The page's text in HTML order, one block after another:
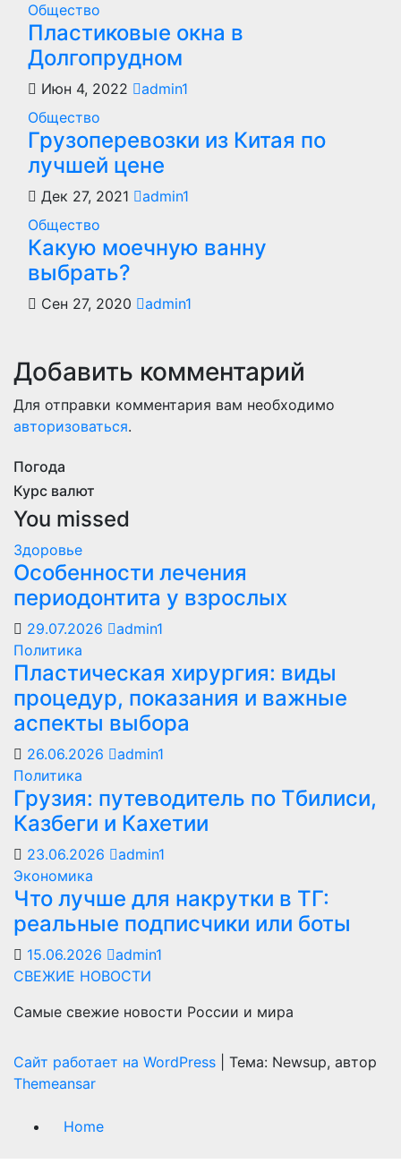
Общество
Пластиковые окна в
Долгопрудном
Июн 4, 2022
admin1
Общество
Грузоперевозки из Китая по
лучшей цене
Дек 27, 2021
admin1
Общество
Какую моечную ванну
выбрать?
Сен 27, 2020 admin1
Добавить комментарий
Для отправки комментария вам необходимо
авторизоваться.
Погода
Курс валют
You missed
Здоровье
Особенности лечения
периодонтита у взрослых
29.07.2026
admin1
Политика
Пластическая хирургия: виды
процедур, показания и важные
аспекты выбора
26.06.2026
admin1
Политика
Грузия: путеводитель по Тбилиси,
Казбеги и Кахетии
23.06.2026
admin1
Экономика
Что лучше для накрутки в ТГ:
реальные подписчики или боты
15.06.2026
admin1
СВЕЖИЕ НОВОСТИ
Самые свежие новости России и мира
Сайт работает на WordPress
Тема: Newsup, автор
Themeansar
Home